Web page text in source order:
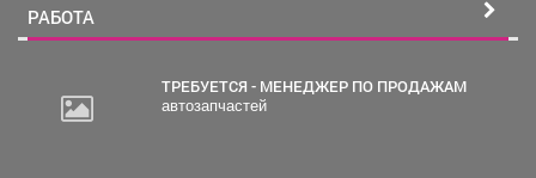
РАБОТА
ТРЕБУЕТСЯ - МЕНЕДЖЕР ПО ПРОДАЖАМ
автозапчастей